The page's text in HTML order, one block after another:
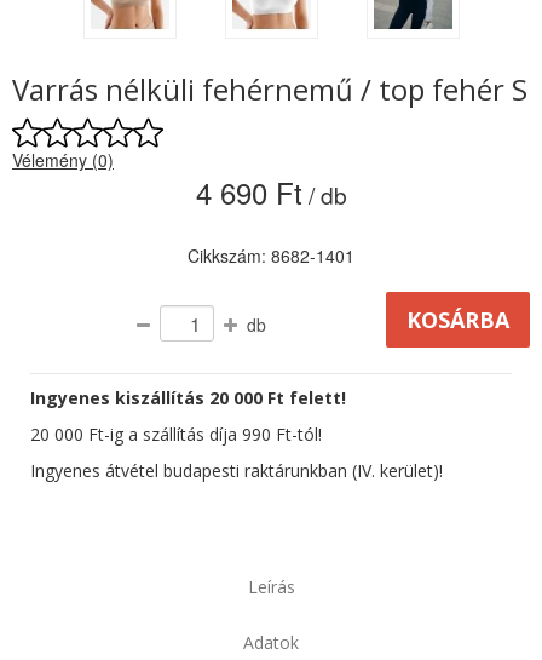
Varrás nélküli fehérnemű / top fehér S
Vélemény (0)
4 690 Ft / db
Cikkszám: 8682-1401
db
Ingyenes kiszállítás 20 000 Ft felett!
20 000 Ft-ig a szállítás díja 990 Ft-tól!
Ingyenes átvétel budapesti raktárunkban (IV. kerület)!
Leírás
Adatok